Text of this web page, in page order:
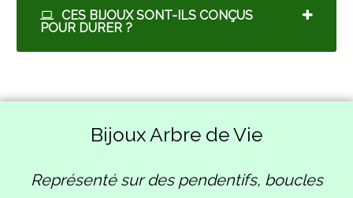
CES BIJOUX SONT-ILS CONÇUS
POUR DURER ?
Bijoux Arbre de Vie
Représenté sur des pendentifs, boucles